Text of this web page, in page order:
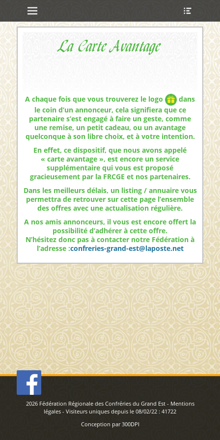
Menu principal
Aller
au
contenu
tête
La Carte Avantage
A chaque fois que vous trouverez le logo
dans
le coin d’un annonceur, cela signifiera que ce
partenaire s’est engagé à faire un geste, comme
une remise, un petit cadeau, ou un avantage
quelconque à son libre choix, et à votre intention.
En effet, ce dispositif, que nous avons appelé
« carte avantage », est encore un service
supplémentaire qui vous est proposé
gracieusement par la FRCGE et nos partenaires.
Dans les meilleurs délais, un listing / annuaire vous
permettra de retrouver sur cette page l’ensemble
des offres avec une actualisation régulière.
A nos amis annonceurs, il vous est encore offert la
possibilité d’adhérer à cette offre.
N’hésitez donc pas à contacter notre Fédération à
l’adresse :confreries-grand-est@laposte.net
2026 Fédération Régionale des Confréries du Grand Est- Mentions
légales - Visiteurs uniques depuis le 08/02/22 : 41722
Conception par300DPI